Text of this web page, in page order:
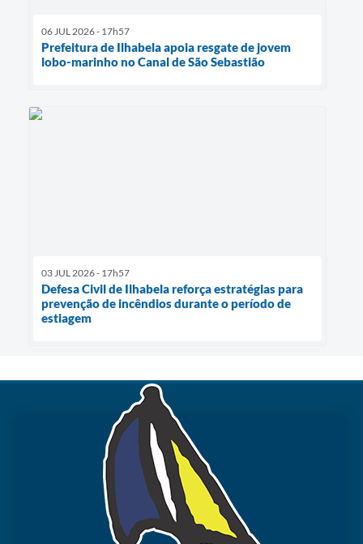
06 JUL 2026 - 17h57
Prefeitura de Ilhabela apoia resgate de jovem
lobo-marinho no Canal de São Sebastião
03 JUL 2026 - 17h57
Defesa Civil de Ilhabela reforça estratégias para
prevenção de incêndios durante o período de
estiagem